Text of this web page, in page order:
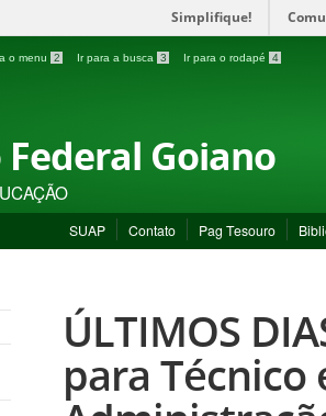
Simplifique!
o menu 2 Ir para a busca 3 Ir para o rodapé 4
Goiano
SUAP Contato Pag Tesouro
ÚLTIMOS
para Técnico